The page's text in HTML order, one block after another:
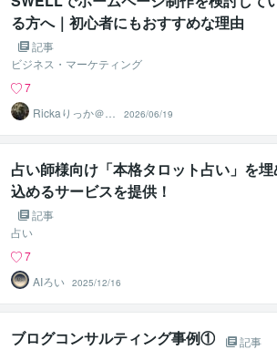
る方へ｜初心者にもおすすめな理由
記事
ビジネス・マーケティング
7
Rickaりっか＠W
eb制作
2026/06/19
占い師様向け「本格タロット占い」を
込めるサービスを提供！
記事
占い
7
AIろい 2025/12/16
ブログコンサルティング事例①
記事